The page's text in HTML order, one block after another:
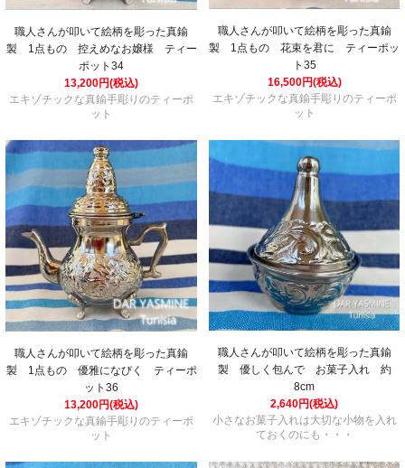
職人さんが叩いて絵柄を彫った真鍮
製 1点もの 控えめなお嬢様 ティー
ポット34
13,200円(税込)
エキゾチックな真鍮手彫りのティーポ
ット
職人さんが叩いて絵柄を彫った真鍮
製 1点もの 花束を君に ティーポッ
ト35
16,500円(税込)
エキゾチックな真鍮手彫りのティーポ
ット
職人さんが叩いて絵柄を彫った真鍮
製 1点もの 優雅になびく ティーポ
ット36
13,200円(税込)
エキゾチックな真鍮手彫りのティーポ
ット
職人さんが叩いて絵柄を彫った真鍮
製 優しく包んで お菓子入れ 約
8cm
2,640円(税込)
小さなお菓子入れは大切な小物を入れ
ておくのにも・・・